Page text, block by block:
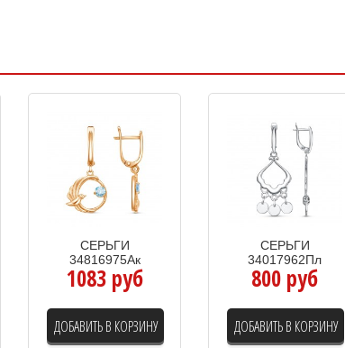
СЕРЬГИ
34816975Ак
1083 руб
ДОБАВИТЬ В КОРЗИНУ
СЕРЬГИ
34017962Пл
800 руб
ДОБАВИТЬ В КОРЗИНУ